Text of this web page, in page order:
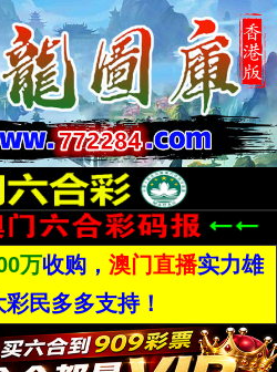
万收购， 澳门直播实力雄
民多多支持！